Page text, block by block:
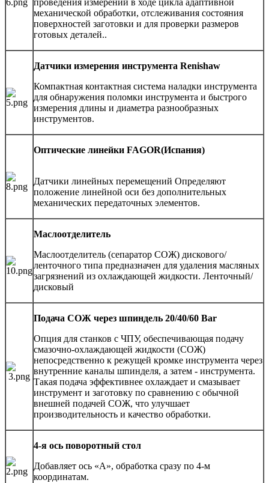
проведения измерений в ходе цикла адаптивной
механической обработки, отслеживания состояния
поверхностей заготовки и для проверки размеров
готовых деталей..
Датчики измерения инструмента Renishaw
Компактная контактная система наладки инструмента
для обнаружения поломки инструмента и быстрого
измерения длины и диаметра разнообразных
инструментов.
Оптические линейки FAGOR(Испания)
Датчики линейных перемещений Определяют
положение линейной оси без дополнительных
механических передаточных элементов.
Маслоотделитель
Маслоотделитель (сепаратор СОЖ) дискового/
ленточного типа предназначен для удаления масляных
загрязнений из охлаждающей жидкости. Ленточный/
дисковый
Подача СОЖ через шпиндель 20/40/60 Bar
Опция для станков с ЧПУ, обеспечивающая подачу
смазочно-охлаждающей жидкости (СОЖ)
непосредственно к режущей кромке инструмента через
внутренние каналы шпинделя, а затем - инструмента.
Такая подача эффективнее охлаждает и смазывает
инструмент и заготовку по сравнению с обычной
внешней подачей СОЖ, что улучшает
производительность и качество обработки.
4-я ось поворотный стол
Добавляет ось «А», обработка сразу по 4-м
координатам.